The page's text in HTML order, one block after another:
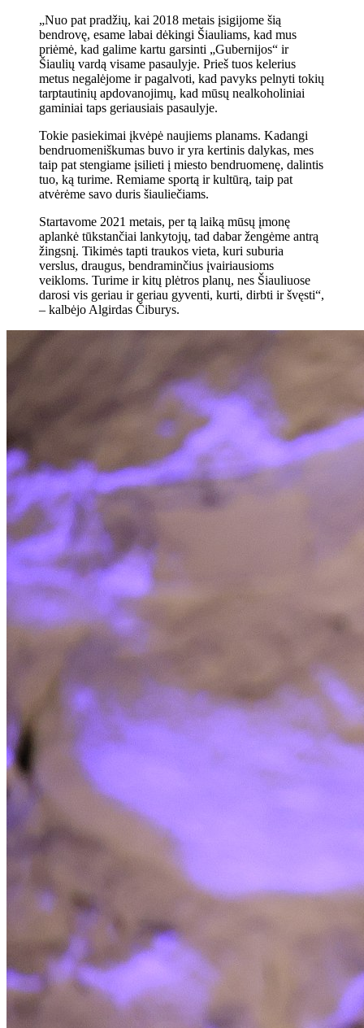
„Nuo pat pradžių, kai 2018 metais įsigijome šią
bendrovę, esame labai dėkingi Šiauliams, kad mus
priėmė, kad galime kartu garsinti „Gubernijos“ ir
Šiaulių vardą visame pasaulyje. Prieš tuos kelerius
metus negalėjome ir pagalvoti, kad pavyks pelnyti tokių
tarptautinių apdovanojimų, kad mūsų nealkoholiniai
gaminiai taps geriausiais pasaulyje.
Tokie pasiekimai įkvėpė naujiems planams. Kadangi
bendruomeniškumas buvo ir yra kertinis dalykas, mes
taip pat stengiame įsilieti į miesto bendruomenę, dalintis
tuo, ką turime. Remiame sportą ir kultūrą, taip pat
atvėrėme savo duris šiauliečiams.
Startavome 2021 metais, per tą laiką mūsų įmonę
aplankė tūkstančiai lankytojų, tad dabar žengėme antrą
žingsnį. Tikimės tapti traukos vieta, kuri suburia
verslus, draugus, bendraminčius įvairiausioms
veikloms. Turime ir kitų plėtros planų, nes Šiauliuose
darosi vis geriau ir geriau gyventi, kurti, dirbti ir švęsti“,
– kalbėjo Algirdas Čiburys.